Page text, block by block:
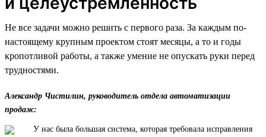
Не все задачи можно решить с первого раза. За каждым по-
настоящему крупным проектом стоят месяцы, а то и годы
кропотливой работы, а также умение не опускать руки перед
трудностями.
Александр Чистилин, руководитель отдела автоматизации
продаж:
У нас была большая система, которая требовала исправления